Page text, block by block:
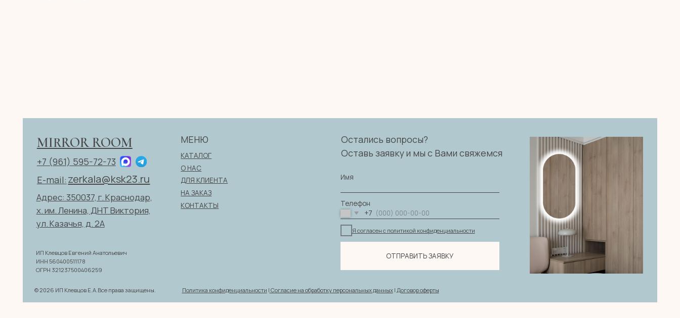
ул. Казачья, д. 2А
© 2026 ИП Клевцов Е.А.Все права защищены. Политика конфиденциальности
КОНТАКТЫ
ИП Клевцов Евгений Анатольевич
ОГРН 321237500406259
Телефон
Я согласен с политикой конфиденциальности